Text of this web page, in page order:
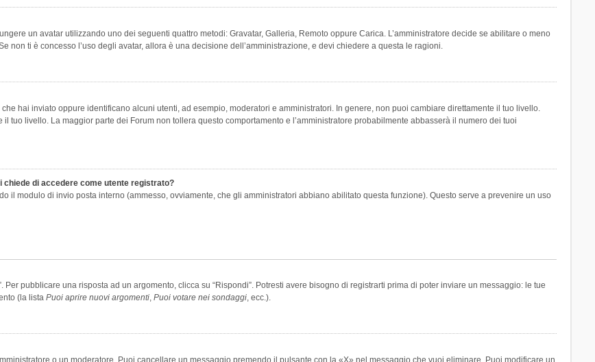
un avatar utilizzando uno dei seguenti quattro metodi: Gravatar, Galleria, Remoto oppure Carica. L’amministratore decide se abilitare o meno
non ti è concesso l’uso degli avatar, allora è una decisione dell’amministrazione, e devi chiedere a questa le ragioni.
hai inviato oppure identificano alcuni utenti, ad esempio, moderatori e amministratori. In genere, non puoi cambiare direttamente il tuo livello.
tuo livello. La maggior parte dei Forum non tollera questo comportamento e l’amministratore probabilmente abbasserà il numero dei tuoi
chiede di accedere come utente registrato?
il modulo di invio posta interno (ammesso, ovviamente, che gli amministratori abbiano abilitato questa funzione). Questo serve a prevenire un uso
pubblicare una risposta ad un argomento, clicca su “Rispondi”. Potresti avere bisogno di registrarti prima di poter inviare un messaggio: le tue
(la lista Puoi aprire nuovi argomenti, Puoi votare nei sondaggi, ecc.).
o un moderatore. Puoi cancellare un messaggio premendo il pulsante con la «X» nel messaggio che vuoi eliminare. Puoi modificare un